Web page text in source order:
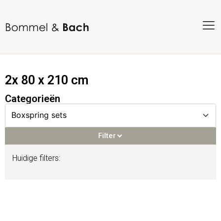
2x 80 x 210 cm
Categorieën
Filter
Huidige filters: